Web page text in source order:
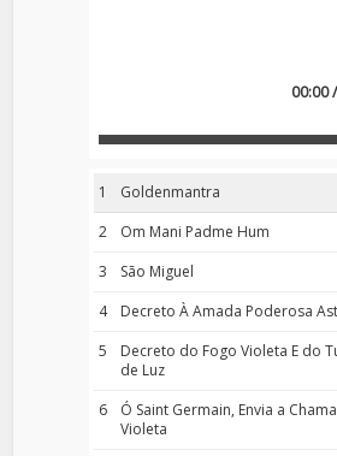
00:00
1
Goldenmantra
2
Om Mani Padme Hum
3
São Miguel
4
Decreto À Amada Poderosa
5
Decreto do Fogo Violeta E do
de Luz
6
Ó Saint Germain, Envia a Chama
Violeta